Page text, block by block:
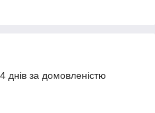
днів за домовленістю